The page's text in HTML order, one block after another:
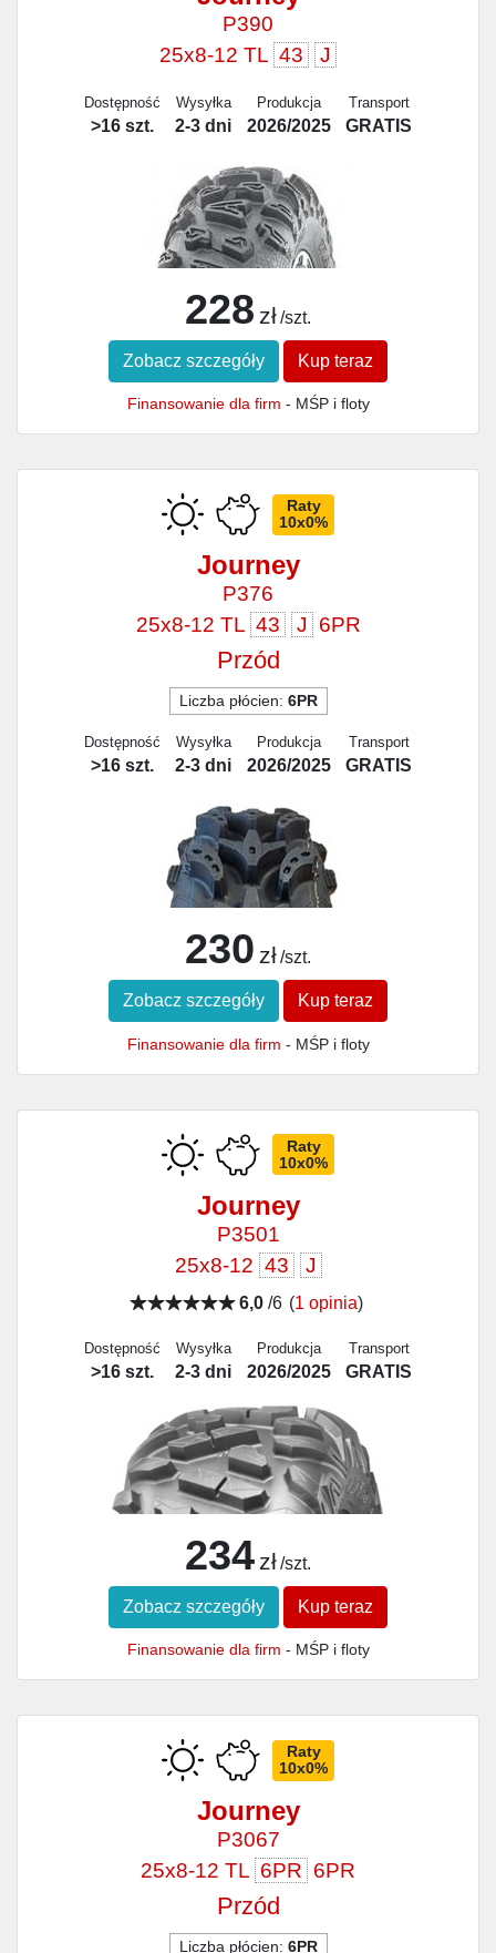
P390
25x8-12 TL 43 J
Dostępność
>16 szt.
Wysyłka
2-3 dni
Produkcja
2026/2025
Transport
GRATIS
228 zł /szt.
Zobacz szczegóły Kup teraz
Finansowanie dla firm - MŚP i floty
Raty
10x0%
Journey
P376
25x8-12 TL 43 J 6PR
Przód
Liczba płócien: 6PR
Dostępność
>16 szt.
Wysyłka
2-3 dni
Produkcja
2026/2025
Transport
GRATIS
230 zł /szt.
Zobacz szczegóły Kup teraz
Finansowanie dla firm - MŚP i floty
Raty
10x0%
Journey
P3501
25x8-12 43 J
6,0/6 (1 opinia)
Dostępność
>16 szt.
Wysyłka
2-3 dni
Produkcja
2026/2025
Transport
GRATIS
234 zł /szt.
Zobacz szczegóły Kup teraz
Finansowanie dla firm - MŚP i floty
Raty
10x0%
Journey
P3067
25x8-12 TL 6PR 6PR
Przód
Liczba płócien: 6PR